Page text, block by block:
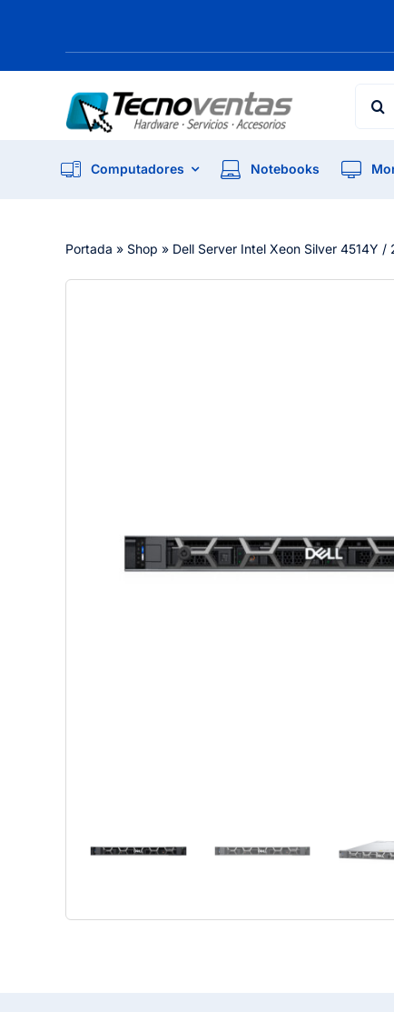
Computadores Notebooks
Portada » Shop » Dell Server Intel Xeon Silver 4514Y /